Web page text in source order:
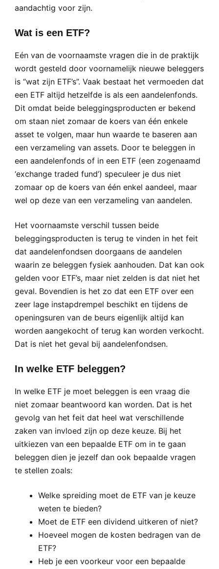
aandachtig voor zijn.
Wat is een ETF?
Eén van de voornaamste vragen die in de praktijk
wordt gesteld door voornamelijk nieuwe beleggers
is “wat zijn ETF’s”. Vaak bestaat het vermoeden dat
een ETF altijd hetzelfde is als een aandelenfonds.
Dit omdat beide beleggingsproducten er bekend
om staan niet zomaar de koers van één enkele
asset te volgen, maar hun waarde te baseren aan
een verzameling van assets. Door te beleggen in
een aandelenfonds of in een ETF (een zogenaamd
‘exchange traded fund’) speculeer je dus niet
zomaar op de koers van één enkel aandeel, maar
wel op deze van een verzameling van aandelen.
Het voornaamste verschil tussen beide
beleggingsproducten is terug te vinden in het feit
dat aandelenfondsen doorgaans de aandelen
waarin ze beleggen fysiek aanhouden. Dat kan ook
gelden voor ETF’s, maar niet zelden is dat niet het
geval. Bovendien is het zo dat een ETF over een
zeer lage instapdrempel beschikt en tijdens de
openingsuren van de beurs eigenlijk altijd kan
worden aangekocht of terug kan worden verkocht.
Dat is niet het geval bij aandelenfondsen.
In welke ETF beleggen?
In welke ETF je moet beleggen is een vraag die
niet zomaar beantwoord kan worden. Dat is het
gevolg van het feit dat heel wat verschillende
zaken van invloed zijn op deze keuze. Bij het
uitkiezen van een bepaalde ETF om in te gaan
beleggen dien je jezelf dan ook bepaalde vragen
te stellen zoals:
Welke spreiding moet de ETF van je keuze
weten te bieden?
Moet de ETF een dividend uitkeren of niet?
Hoeveel mogen de kosten bedragen van de
ETF?
Heb je een voorkeur voor een bepaalde